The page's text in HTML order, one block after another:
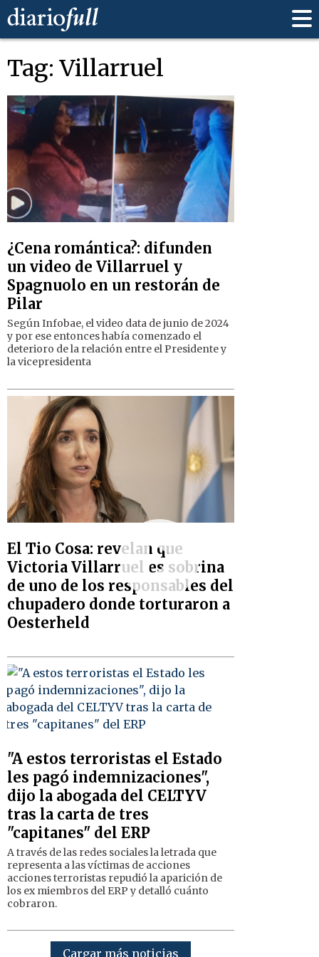
Tag: Villarruel
¿Cena romántica?: difunden
un video de Villarruel y
Spagnuolo en un restorán de
Pilar
Según Infobae, el video data de junio de 2024
y por ese entonces había comenzado el
deterioro de la relación entre el Presidente y
la vicepresidenta
El Tio Cosa: revelan que
Victoria Villarruel es sobrina
de uno de los responsables del
chupadero donde torturaron a
Oesterheld
"A estos terroristas el Estado
les pagó indemnizaciones",
dijo la abogada del CELTYV
tras la carta de tres
"capitanes" del ERP
A través de las redes sociales la letrada que
representa a las víctimas de acciones
acciones terroristas repudió la aparición de
los ex miembros del ERP y detalló cuánto
cobraron.
Cargar más noticias